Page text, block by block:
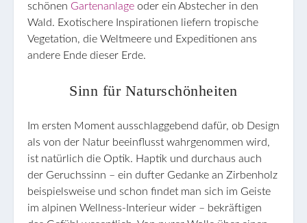
schönen Gartenanlage oder ein Abstecher in den
Wald. Exotischere Inspirationen liefern tropische
Vegetation, die Weltmeere und Expeditionen ans
andere Ende dieser Erde.
Sinn für Naturschönheiten
Im ersten Moment ausschlaggebend dafür, ob Design
als von der Natur beeinflusst wahrgenommen wird,
ist natürlich die Optik. Haptik und durchaus auch
der Geruchssinn – ein dufter Gedanke an Zirbenholz
beispielsweise und schon findet man sich im Geiste
im alpinen Wellness-Interieur wider – bekräftigen